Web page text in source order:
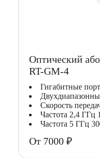
Оптический
RT-GM-4
Гигабитные
Скорость
Частота 2,4 ГГц
Частота 5 ГГц
От 7000 ₽